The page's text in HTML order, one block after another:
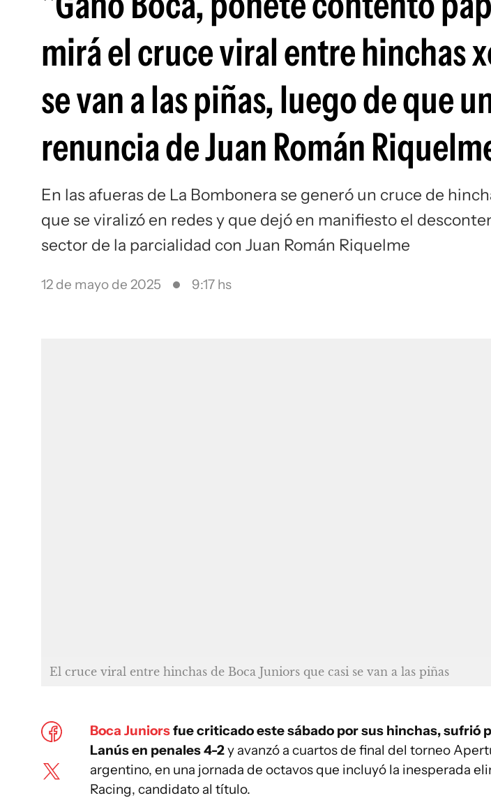
mirá el cruce viral entre hinchas
se van a las piñas, luego de que
renuncia de Juan Román
En las afueras de La Bombonera se generó un cruce de
que se viralizó en redes y que dejó en manifiesto el
sector de la parcialidad con Juan Román Riquelme
12 de mayo de 2025 9:17 hs
El cruce viral entre hinchas de Boca Juniors que casi se van a las piñas
Boca Juniorsfue criticado este sábado por sus hinchas, sufrió
Lanús en penales 4-2y avanzó a cuartos de final del torneo
argentino, en una jornada de octavos que incluyó la inesperada
Racing, candidato al título.